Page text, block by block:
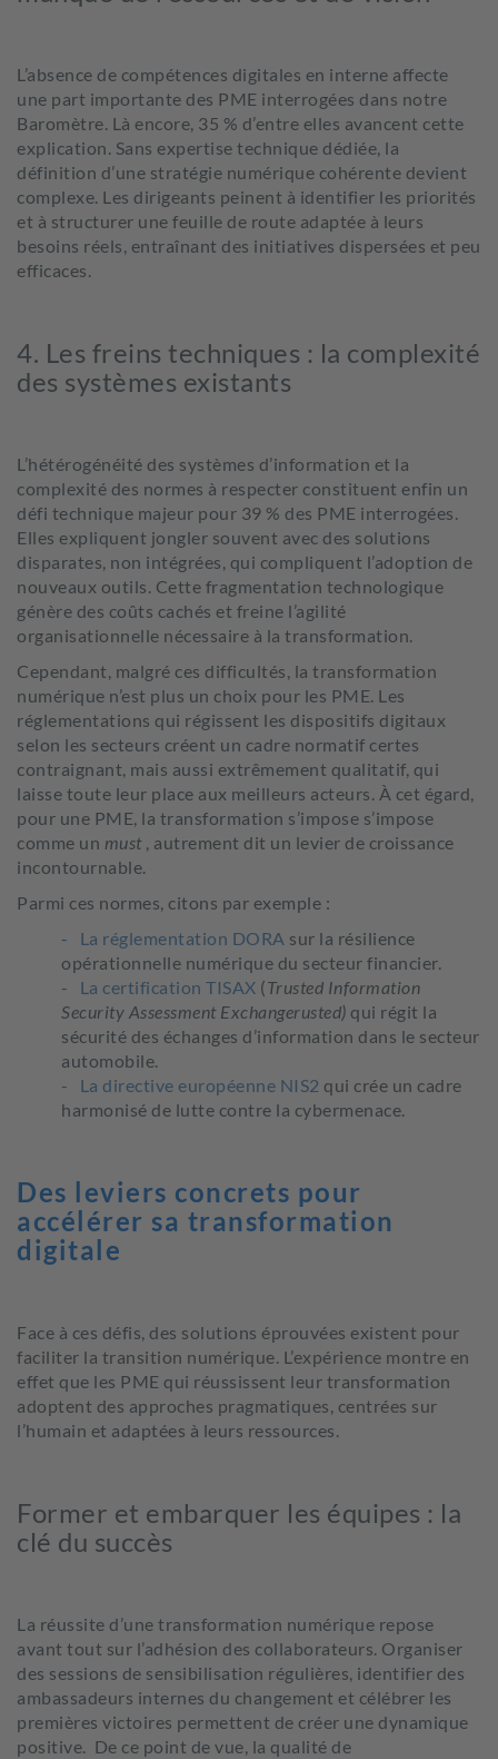
L’absence de compétences digitales en interne affecte
une part importante des PME interrogées dans notre
Baromètre. Là encore, 35 % d’entre elles avancent cette
explication. Sans expertise technique dédiée, la
définition d’une stratégie numérique cohérente devient
complexe. Les dirigeants peinent à identifier les priorités
et à structurer une feuille de route adaptée à leurs
besoins réels, entraînant des initiatives dispersées et peu
efficaces.
4. Les freins techniques : la complexité
des systèmes existants
L’hétérogénéité des systèmes d’information et la
complexité des normes à respecter constituent enfin un
défi technique majeur pour 39 % des PME interrogées.
Elles expliquent jongler souvent avec des solutions
disparates, non intégrées, qui compliquent l’adoption de
nouveaux outils. Cette fragmentation technologique
génère des coûts cachés et freine l’agilité
organisationnelle nécessaire à la transformation.
Cependant, malgré ces difficultés, la transformation
numérique n’est plus un choix pour les PME. Les
réglementations qui régissent les dispositifs digitaux
selon les secteurs créent un cadre normatif certes
contraignant, mais aussi extrêmement qualitatif, qui
laisse toute leur place aux meilleurs acteurs. À cet égard,
pour une PME, la transformation s’impose s’impose
comme un must, autrement dit un levier de croissance
incontournable.
Parmi ces normes, citons par exemple :
La réglementation DORA sur la résilience
opérationnelle numérique du secteur financier.
La certification TISAX (Trusted Information
Security Assessment Exchangerusted) qui régit la
sécurité des échanges d’information dans le secteur
automobile.
La directive européenne NIS2 qui crée un cadre
harmonisé de lutte contre la cybermenace.
Des leviers concrets pour
accélérer sa transformation
digitale
Face à ces défis, des solutions éprouvées existent pour
faciliter la transition numérique. L’expérience montre en
effet que les PME qui réussissent leur transformation
adoptent des approches pragmatiques, centrées sur
l’humain et adaptées à leurs ressources.
Former et embarquer les équipes : la
clé du succès
La réussite d’une transformation numérique repose
avant tout sur l’adhésion des collaborateurs. Organiser
des sessions de sensibilisation régulières, identifier des
ambassadeurs internes du changement et célébrer les
premières victoires permettent de créer une dynamique
positive. De ce point de vue, la qualité de